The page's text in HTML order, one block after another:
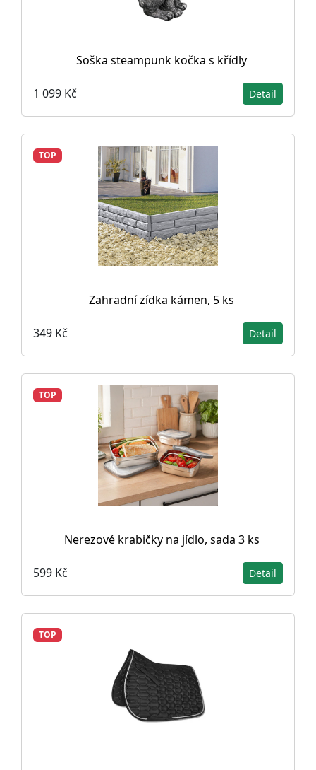
Soška steampunk kočka s křídly
1 099 Kč Detail
TOP
Zahradní zídka kámen, 5 ks
349 Kč Detail
TOP
Nerezové krabičky na jídlo, sada 3 ks
599 Kč Detail
TOP